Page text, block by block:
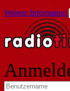
Weitere Information